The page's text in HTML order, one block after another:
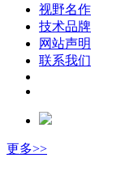
视野名作
技术品牌
网站声明
联系我们
更多>>